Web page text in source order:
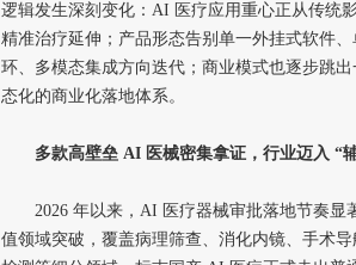
逻辑发生深刻变化：AI 医疗应用重心正从传统
精准治疗延伸；产品形态告别单一外挂式软件
环、多模态集成方向迭代；商业模式也逐步跳
态化的商业化落地体系。
多款高壁垒 AI 医械密集拿证，行业迈入 “
2026 年以来，AI 医疗器械审批落地节奏显
值领域突破，覆盖病理筛查、消化内镜、手术